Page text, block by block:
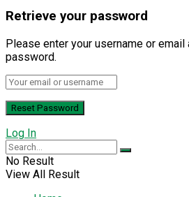
Retrieve your password
Please enter your username or
password.
Log In
No Result
View All Result